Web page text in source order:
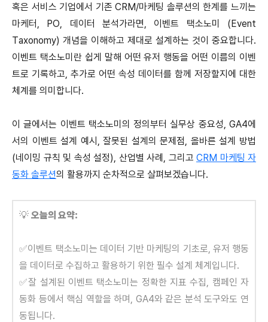
혹은 서비스 기업에서 기존 CRM/마케팅 솔루션의 한계를 느끼는
마케터, PO, 데이터 분석가라면, 이벤트 택소노미 (Event
Taxonomy) 개념을 이해하고 제대로 설계하는 것이 중요합니다.
이벤트 택소노미란 쉽게 말해 어떤 유저 행동을 어떤 이름의 이벤
트로 기록하고, 추가로 어떤 속성 데이터를 함께 저장할지에 대한
체계를 의미합니다.
이 글에서는 이벤트 택소노미의 정의부터 실무상 중요성, GA4에
서의 이벤트 설계 예시, 잘못된 설계의 문제점, 올바른 설계 방법
(네이밍 규칙 및 속성 설정), 산업별 사례, 그리고 CRM 마케팅 자
동화 솔루션의 활용까지 순차적으로 살펴보겠습니다.
💡 오늘의 요약:
✅이벤트 택소노미는 데이터 기반 마케팅의 기초로, 유저 행동
을 데이터로 수집하고 활용하기 위한 필수 설계 체계입니다.
✅잘 설계된 이벤트 택소노미는 정확한 지표 수집, 캠페인 자
동화 등에서 핵심 역할을 하며, GA4와 같은 분석 도구와도 연
동됩니다.